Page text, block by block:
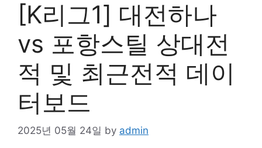
[K리그1] 대전하나
vs 포항스틸 상대전
적 및 최근전적 데이
터보드
2025년 05월 24일 by admin